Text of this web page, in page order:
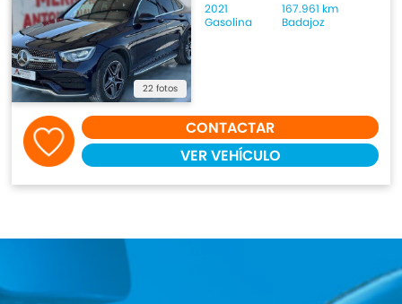
22 fotos
2021
167.961 km
Gasolina
Badajoz
CONTACTAR
VER VEHÍCULO